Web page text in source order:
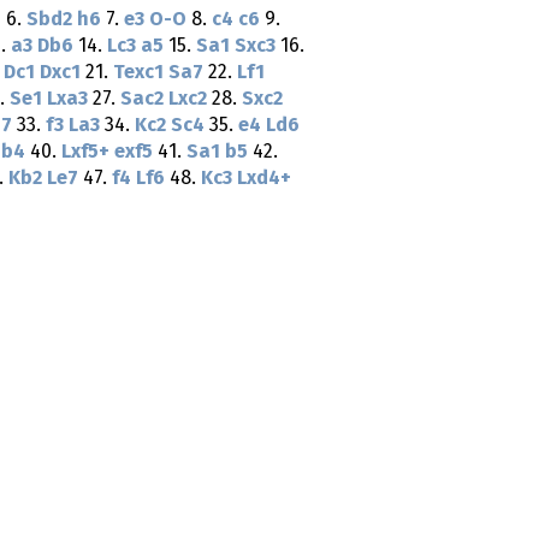
6. Sbd2 h6 7. e3 O-O 8. c4 c6 9.
a3 Db6 14. Lc3 a5 15. Sa1 Sxc3 16.
Dc1 Dxc1 21. Texc1 Sa7 22. Lf1
Se1 Lxa3 27. Sac2 Lxc2 28. Sxc2
33. f3 La3 34. Kc2 Sc4 35. e4 Ld6
40. Lxf5+ exf5 41. Sa1 b5 42.
Kb2 Le7 47. f4 Lf6 48. Kc3 Lxd4+